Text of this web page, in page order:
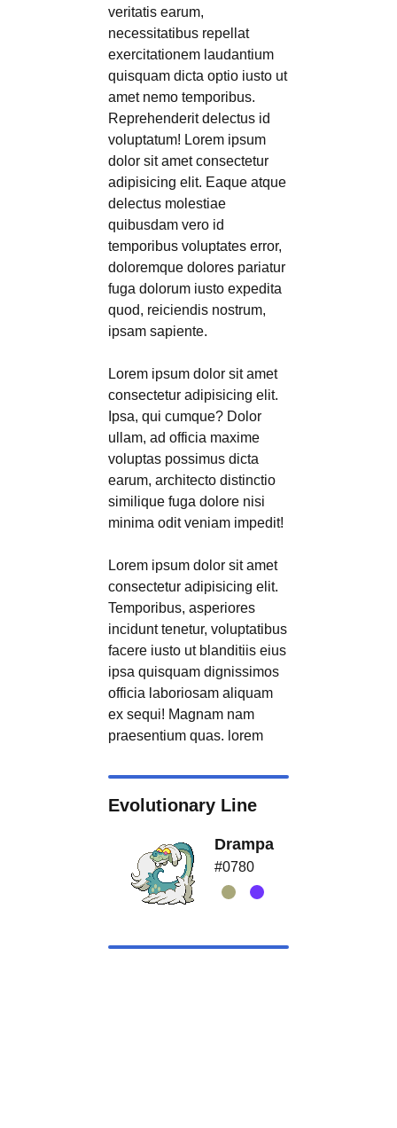
veritatis earum,
necessitatibus repellat
exercitationem laudantium
quisquam dicta optio iusto ut
amet nemo temporibus.
Reprehenderit delectus id
voluptatum! Lorem ipsum
dolor sit amet consectetur
adipisicing elit. Eaque atque
delectus molestiae
quibusdam vero id
temporibus voluptates error,
doloremque dolores pariatur
fuga dolorum iusto expedita
quod, reiciendis nostrum,
ipsam sapiente.
Lorem ipsum dolor sit amet
consectetur adipisicing elit.
Ipsa, qui cumque? Dolor
ullam, ad officia maxime
voluptas possimus dicta
earum, architecto distinctio
similique fuga dolore nisi
minima odit veniam impedit!
Lorem ipsum dolor sit amet
consectetur adipisicing elit.
Temporibus, asperiores
incidunt tenetur, voluptatibus
facere iusto ut blanditiis eius
ipsa quisquam dignissimos
officia laboriosam aliquam
ex sequi! Magnam nam
praesentium quas. lorem
Evolutionary Line
Drampa
#0780